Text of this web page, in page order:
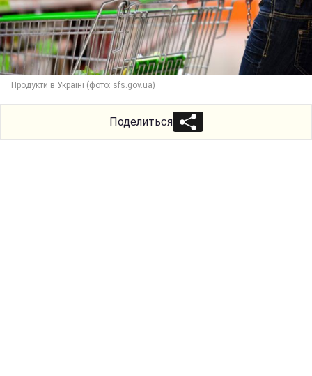
Продукти в Україні (фото: sfs.gov.ua)
Поделиться